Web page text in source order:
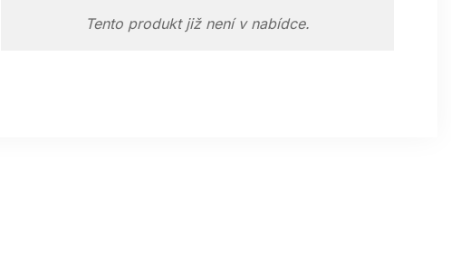
Tento produkt již není v nabídce.